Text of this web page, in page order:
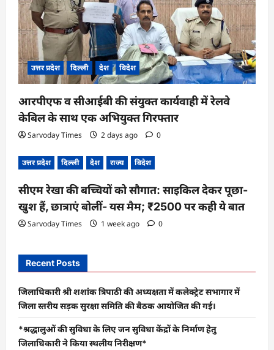
उत्तर प्रदेश दिल्ली देश विदेश
आरपीएफ व सीआईबी की संयुक्त कार्यवाही में रेलवे
केबिल के साथ एक अभियुक्त गिरफ्तार
Sarvoday Times 2 days ago 0
उत्तर प्रदेश दिल्ली देश राज्य विदेश
सीएम रेखा की बच्चियों को सौगात: साइकिल देकर पूछा-
खुश हैं, छात्राएं बोलीं- यस मैम; ₹2500 पर कही ये बात
Sarvoday Times 1 week ago 0
Recent Posts
जिलाधिकारी श्री शशांक त्रिपाठी की अध्यक्षता में कलेक्ट्रेट सभागार में
जिला स्तरीय सड़क सुरक्षा समिति की बैठक आयोजित की गई।
*श्रद्धालुओं की सुविधा के लिए जन सुविधा केंद्रों के निर्माण हेतु
जिलाधिकारी ने किया स्थलीय निरीक्षण*